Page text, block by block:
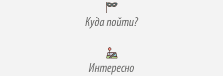
Куда пойти?
Интересно